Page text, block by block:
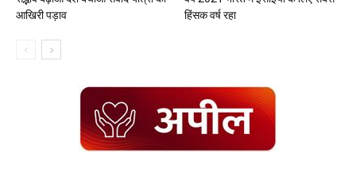
आखिरी पड़ाव
हिंसक वर्ष रहा